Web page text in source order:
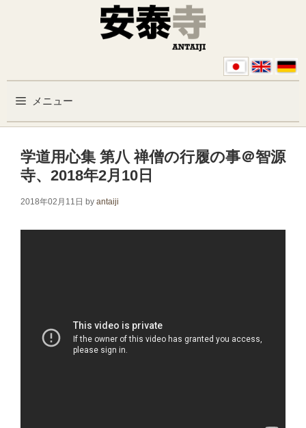
コンテンツへスキップ
メニュー
学道用心集 第八 禅僧の行履の事＠智源
寺、2018年2月10日
2018年02月11日 by antaiji